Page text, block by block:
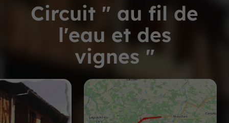
Circuit " au fil de
l'eau et des
vignes "